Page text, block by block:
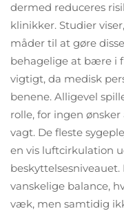
dermed reduceres
klinikker. Studier
måder til at gøre
behagelige at bære i
vigtigt, da medisk
benene. Alligevel
rolle, for ingen
vagt. De fleste
en vis luftcirkulation
vanskelige balance,
væk, men samtidig